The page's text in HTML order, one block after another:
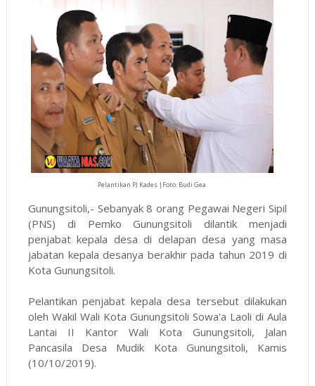
Pelantikan PJ Kades |Foto: Budi Gea
Gunungsitoli,- Sebanyak 8 orang Pegawai Negeri Sipil
(PNS) di Pemko Gunungsitoli dilantik menjadi
penjabat kepala desa di delapan desa yang masa
jabatan kepala desanya berakhir pada tahun 2019 di
Kota Gunungsitoli.
Pelantikan penjabat kepala desa tersebut dilakukan
oleh Wakil Wali Kota Gunungsitoli Sowa'a Laoli di Aula
Lantai II Kantor Wali Kota Gunungsitoli, Jalan
Pancasila Desa Mudik Kota Gunungsitoli, Kamis
(10/10/2019).